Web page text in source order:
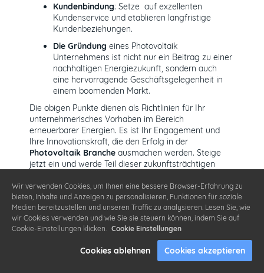
Kundenbindung: Setze auf exzellenten
Kundenservice und etablieren langfristige
Kundenbeziehungen.
Die Gründung eines Photovoltaik
Unternehmens ist nicht nur ein Beitrag zu einer
nachhaltigen Energiezukunft, sondern auch
eine hervorragende Geschäftsgelegenheit in
einem boomenden Markt.
Die obigen Punkte dienen als Richtlinien für Ihr
unternehmerisches Vorhaben im Bereich
erneuerbarer Energien. Es ist Ihr Engagement und
Ihre Innovationskraft, die den Erfolg in der
Photovoltaik Branche ausmachen werden. Steige
jetzt ein und werde Teil dieser zukunftsträchtigen
Teamzusammenstellung und
Mitarbeiterführung
Ein effizientesTeam Photovoltaik Unternehmenist
entscheidend für den Betrieb und Erfolg in der
Wir verwenden Cookies, um Ihnen eine bessere Browser-Erfahrung zu
bieten, Inhalte und Anzeigen zu personalisieren, Funktionen für soziale
Medien bereitzustellen und unseren Traffic zu analysieren. Lesen Sie, wie
wir Cookies verwenden und wie Sie sie steuern können, indem Sie auf
Cookie-Einstellungen klicken. Cookie Einstellungen
Cookies ablehnen Cookies akzeptieren